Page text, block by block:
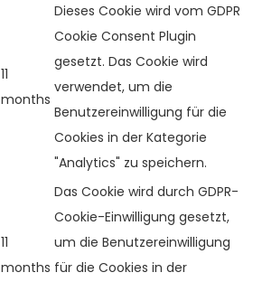
11
months
Dieses Cookie wird vom GDPR
Cookie Consent Plugin
gesetzt. Das Cookie wird
verwendet, um die
Benutzereinwilligung für die
Cookies in der Kategorie
"Analytics" zu speichern.
11
months
Das Cookie wird durch GDPR-
Cookie-Einwilligung gesetzt,
um die Benutzereinwilligung
für die Cookies in der